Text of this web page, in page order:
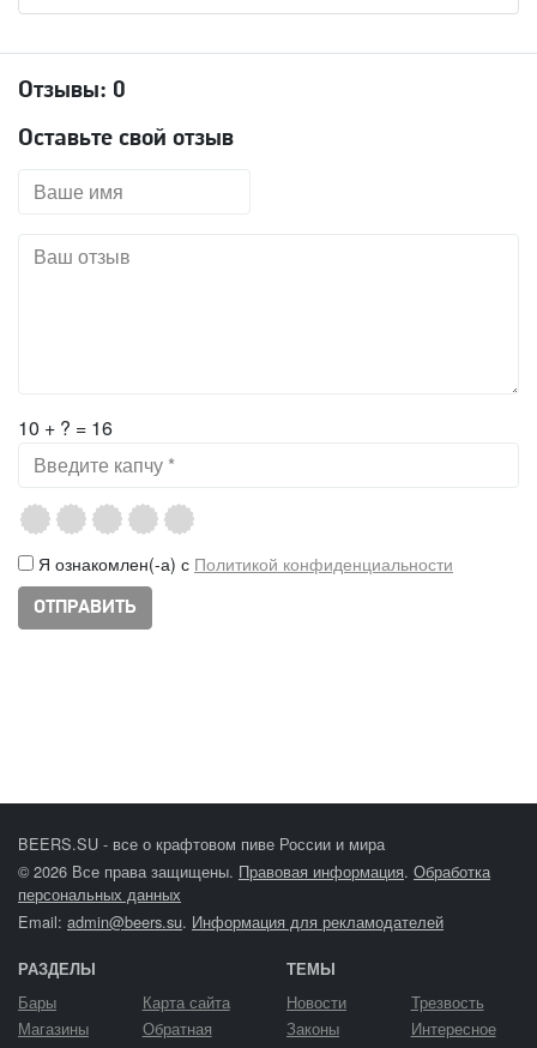
Отзывы: 0
Оставьте свой отзыв
10 + ? = 16
Я ознакомлен(-а) с Политикой конфиденциальности
BEERS.SU - все о крафтовом пиве России и мира
© 2026 Все права защищены. Правовая информация. Обработка
персональных данных
Email: admin@beers.su. Информация для рекламодателей
РАЗДЕЛЫ
Бары
Магазины
Карта сайта
Обратная
ТЕМЫ
Новости
Законы
Трезвость
Интересное